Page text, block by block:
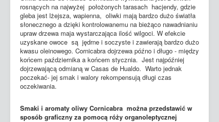
rosnących na najwyżej położonych tarasach hacjendy, gdzie
gleba jest lżejsza, wapienna, oliwki mają bardzo dużo światła
słonecznego a dzięki kontrolowanemu na bieżąco nawadnianiu
upraw drzewa maja wystarczająca ilość wilgoci. W efekcie
uzyskane owoce są jędrne i soczyste i zawierają bardzo dużo
kwasu oleinowego. Cornicabra dojrzewa późno i długo - między
końcem października a końcem stycznia. Jest najpóźniej
dojrzewającą odmianą w Casas de Hualdo. Warto jednak
poczekać- jej smak i walory rekompensują długi czas
oczekiwania.
Smaki i aromaty oliwy Cornicabra można przedstawić w
sposób graficzny za pomocą róży organoleptycznej